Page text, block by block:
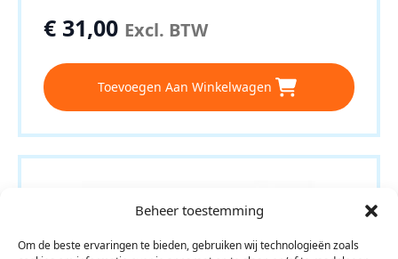
Beheer toestemming
Om de beste ervaringen te bieden, gebruiken wij technologieën zoals
€ 31,00 Excl. BTW
Toevoegen Aan Winkelwagen